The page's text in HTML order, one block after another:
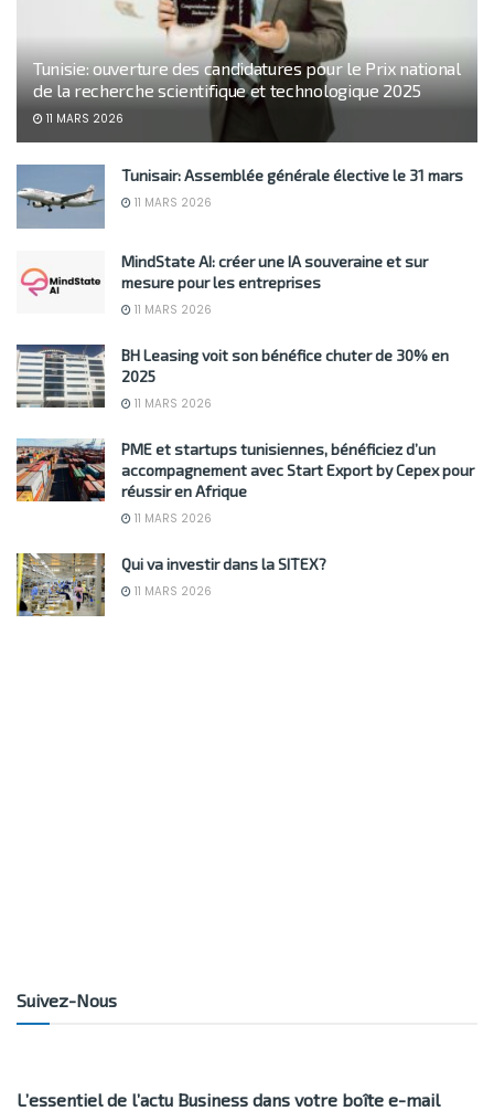
Tunisie: ouverture des candidatures pour le Prix national
de la recherche scientifique et technologique 2025
11 MARS 2026
Tunisair: Assemblée générale élective le 31 mars
11 MARS 2026
MindState AI: créer une IA souveraine et sur
mesure pour les entreprises
11 MARS 2026
BH Leasing voit son bénéfice chuter de 30% en
2025
11 MARS 2026
PME et startups tunisiennes, bénéficiez d’un
accompagnement avec Start Export by Cepex pour
réussir en Afrique
11 MARS 2026
Qui va investir dans la SITEX?
11 MARS 2026
Suivez-Nous
L’essentiel de l’actu Business dans votre boîte e-mail